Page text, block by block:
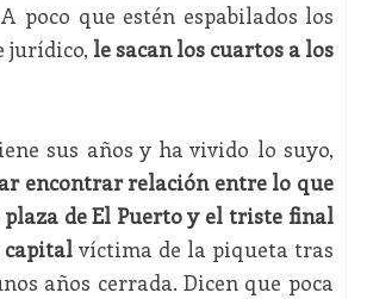
poco que estén espabilados los
jurídico, le sacan los cuartos a los
sus años y ha vivido lo suyo,
encontrar relación entre lo que
plaza de El Puerto y el triste final
capital víctima de la piqueta tras
años cerrada. Dicen que poca